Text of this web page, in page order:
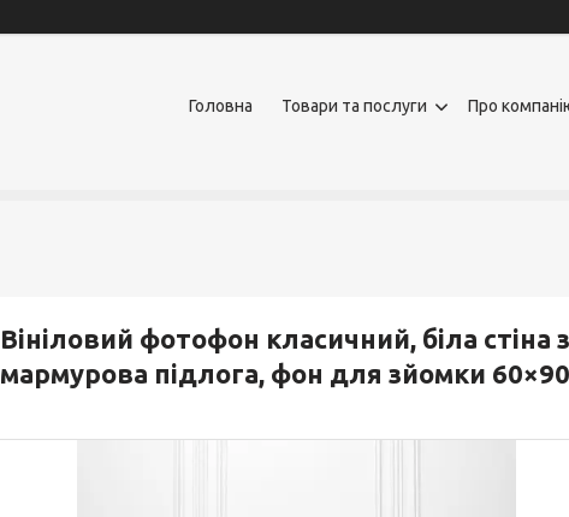
Головна Товари та послуги Про
Вініловий фотофон класичний, біла стіна
мармурова підлога, фон для зйомки